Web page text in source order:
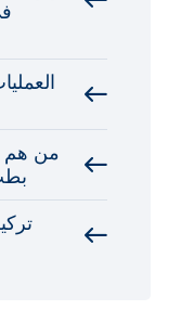
من هم